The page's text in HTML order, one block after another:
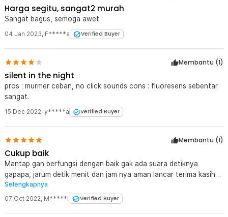
Harga segitu, sangat2 murah
Sangat bagus, semoga awet
04 Jan 2023, F*****a Verified Buyer
Membantu (1)
silent in the night
pros : murmer ceban, no click sounds cons : fluoresens sebentar
sangat.
15 Dec 2022, y*****a Verified Buyer
Membantu (1)
Cukup baik
Mantap gan berfungsi dengan baik gak ada suara detiknya
gapapa, jarum detik menit dan jam nya aman lancar terima kasih
Jakartanotebook
Selengkapnya
07 Oct 2022, M*****i Verified Buyer